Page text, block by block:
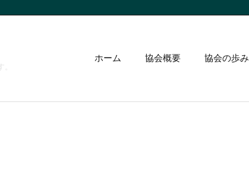
ホーム 協会概要 協会の歩み